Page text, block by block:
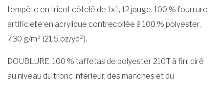
tempête en tricot côtelé de 1x1, 12 jauge. 100 % fourrure
artificielle en acrylique contrecollée à 100 % polyester,
730 g/m² (21,5 oz/yd²).
DOUBLURE: 100 % taffetas de polyester 210T à fini ciré
au niveau du tronc inférieur, des manches et du